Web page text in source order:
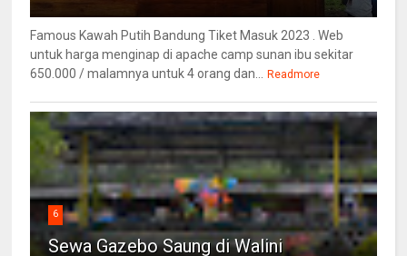
Famous Kawah Putih Bandung Tiket Masuk 2023 . Web
untuk harga menginap di apache camp sunan ibu sekitar
650.000 / malamnya untuk 4 orang dan...
Readmore
6
Sewa Gazebo Saung di Walini